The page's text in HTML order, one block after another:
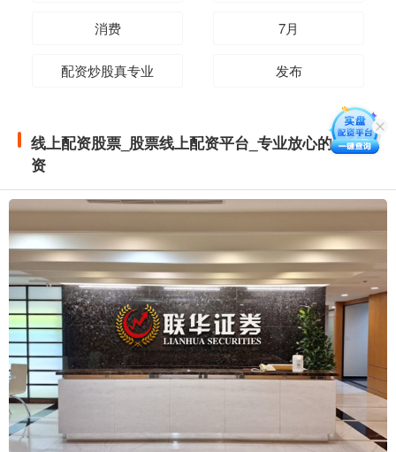
消费 7月
配资炒股真专业 发布
线上配资股票_股票线上配资平台_专业放心的线上配
资